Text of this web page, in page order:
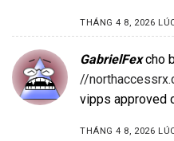
THÁNG 4 8, 2026
GabrielFex cho
//
vipps approved
THÁNG 4 8, 2026